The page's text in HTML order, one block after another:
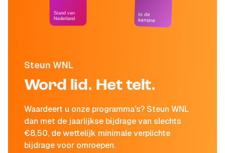
Steun WNL
Word lid. Het telt.
Waardeert u onze programma's? Steun WNL
dan met de jaarlijkse bijdrage van slechts
€8,50, de wettelijk minimale verplichte
bijdrage voor omroepen.
Stand van
Nederland
In de
kantine